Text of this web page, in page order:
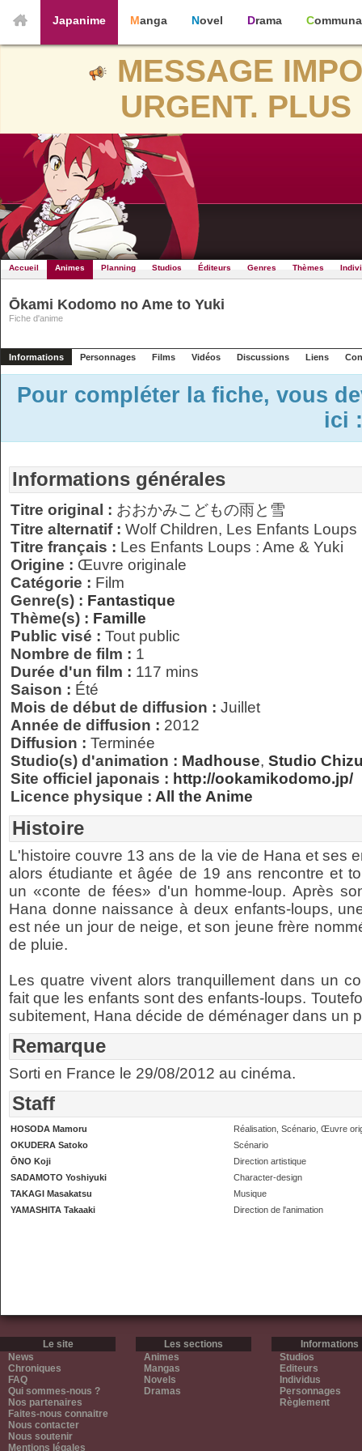
Japanime Manga Novel Drama
MESSAGE
URGENT.
Accueil Animes Planning Studios Éditeurs Genres Thèmes
Ōkami Kodomo no Ame to Yuki
Fiche d'anime
Informations Personnages Films Vidéos Discussions Liens
Pour compléter la fiche, vous
ici
Informations générales
Titre original : おおかみこどもの雨と雪
Titre alternatif : Wolf Children, Les Enfants Loups
Titre français : Les Enfants Loups : Ame & Yuki
Origine : Œuvre originale
Catégorie : Film
Genre(s) : Fantastique
Thème(s) : Famille
Public visé : Tout public
Nombre de film : 1
Durée d'un film : 117 mins
Saison : Été
Mois de début de diffusion : Juillet
Année de diffusion : 2012
Diffusion : Terminée
Studio(s) d'animation : Madhouse, Studio
Site officiel japonais : http://ookamikodomo.jp/
Licence physique : All the Anime
Histoire
L'histoire couvre 13 ans de la vie de Hana et ses
alors étudiante et âgée de 19 ans rencontre et
un «conte de fées» d'un homme-loup. Après
Hana donne naissance à deux enfants-loups,
est née un jour de neige, et son jeune frère
de pluie.
Les quatre vivent alors tranquillement dans un
fait que les enfants sont des enfants-loups.
subitement, Hana décide de déménager dans un
Remarque
Sorti en France le 29/08/2012 au cinéma.
Staff
HOSODA Mamoru
Réalisation, Scénario, Œuvre
OKUDERA Satoko
Scénario
ŌNO Koji
Direction artistique
SADAMOTO Yoshiyuki
Character-design
TAKAGI Masakatsu
Musique
YAMASHITA Takaaki
Direction de l'animation
Le site
News
Chroniques
FAQ
Qui sommes-nous ?
Nos partenaires
Faites-nous connaitre
Nous contacter
Nous soutenir
Mentions légales
Les sections
Animes
Mangas
Novels
Dramas
Informations
Studios
Editeurs
Individus
Personnages
Règlement